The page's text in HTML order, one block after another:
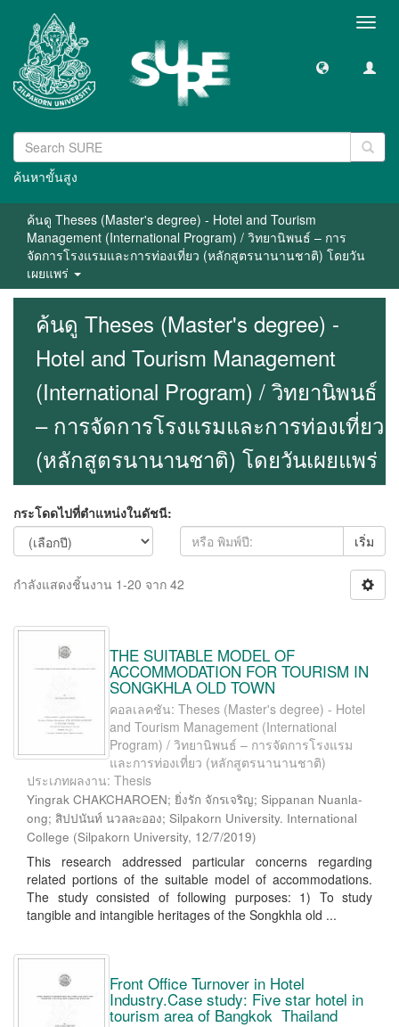
ค้นหาขั้นสูง
ค้นดู Theses (Master's degree) - Hotel and Tourism
Management (International Program) / วิทยานิพนธ์ – การ
จัดการโรงแรมและการท่องเที่ยว (หลักสูตรนานานชาติ) โดยวัน
เผยแพร่
ค้นดู Theses (Master's degree) -
Hotel and Tourism Management
(International Program) / วิทยานิพนธ์
– การจัดการโรงแรมและการท่องเที่ยว
(หลักสูตรนานานชาติ) โดยวันเผยแพร่
กระโดดไปที่ตำแหน่งในดัชนี:
เริ่ม
กำลังแสดงชิ้นงาน 1-20 จาก 42
THE SUITABLE MODEL OF
ACCOMMODATION FOR TOURISM IN
SONGKHLA OLD TOWN
คอลเลคชัน: Theses (Master's degree) - Hotel
and Tourism Management (International
Program) / วิทยานิพนธ์ – การจัดการโรงแรม
และการท่องเที่ยว (หลักสูตรนานานชาติ)
ประเภทผลงาน: Thesis
Yingrak CHAKCHAROEN; ยิ่งรัก จักรเจริญ; Sippanan Nuanla-
ong; สิปปนันท์ นวลละออง; Silpakorn University. International
College (Silpakorn University, 12/7/2019)
This research addressed particular concerns regarding
related portions of the suitable model of accommodations.
The study consisted of following purposes: 1) To study
tangible and intangible heritages of the Songkhla old ...
Front Office Turnover in Hotel
Industry.Case study: Five star hotel in
tourism area of Bangkok Thailand